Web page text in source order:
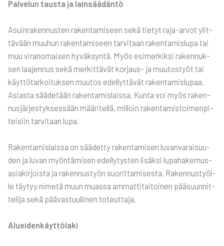
Pal­ve­lun taus­ta ja lain­sää­dän­tö
Asuin­ra­ken­nus­ten raken­ta­mi­seen sekä tie­tyt raja-arvot ylit­
tä­vään muu­hun raken­ta­mi­seen tar­vi­taan raken­ta­mis­lu­pa tai
muu viran­omai­sen hyväk­syn­tä. Myös esi­mer­kik­si raken­nuk­
sen laa­jen­nus sekä mer­kit­tä­vät kor­jaus- ja muu­tos­työt tai
käyt­tö­tar­koi­tuk­sen muu­tos edel­lyt­tä­vät raken­ta­mis­lu­paa.
Asias­ta sää­de­tään raken­ta­mis­lais­sa. Kun­ta voi myös raken­
nus­jär­jes­tyk­ses­sään mää­ri­tel­lä, mil­loin raken­ta­mis­toi­men­pi­
tei­siin tar­vi­taan lupa.
Raken­ta­mis­lais­sa on sää­det­ty raken­ta­mi­sen luvan­va­rai­suu­
den ja luvan myön­tä­mi­sen edel­ly­tys­ten lisäk­si lupa­ha­ke­mus­
asia­kir­jois­ta ja raken­nus­työn suo­rit­ta­mi­ses­ta. Raken­nus­työl­
le täy­tyy nime­tä muun muas­sa ammat­ti­tai­toi­nen pää­suun­nit­
te­li­ja sekä pää­vas­tuul­li­nen toteut­ta­ja.
Aluei­den­käyt­tö­la­ki